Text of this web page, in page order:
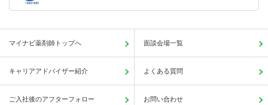
マイナビ薬剤師トップへ 面談会場一覧
キャリアアドバイザー紹介 よくある質問
ご入社後のアフターフォロー お問い合わせ